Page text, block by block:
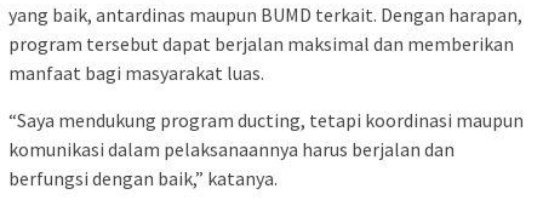
yang baik, antardinas maupun BUMD terkait. Dengan harapan,
program tersebut dapat berjalan maksimal dan memberikan
manfaat bagi masyarakat luas.
“Saya mendukung program ducting, tetapi koordinasi maupun
komunikasi dalam pelaksanaannya harus berjalan dan
berfungsi dengan baik,” katanya.